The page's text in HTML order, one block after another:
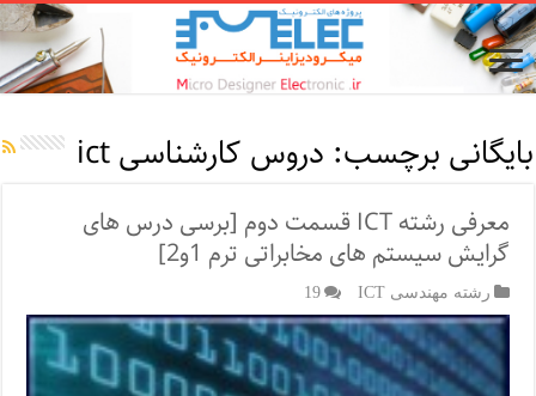
بایگانی برچسب: دروس کارشناسی ict
معرفی رشته ICT قسمت دوم [برسی درس های
گرایش سیستم های مخابراتی ترم 1و2]
رشته مهندسی ICT 19